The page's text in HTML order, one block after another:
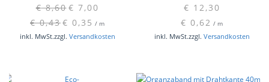
€8,60 Ursprünglicher
Preis
€ 7,00
€0,43€ 0,35 / m
inkl. MwSt.zzgl. Versandkosten
€ 12,30
€ 0,62 / m
inkl. MwSt.zzgl. Versandkosten